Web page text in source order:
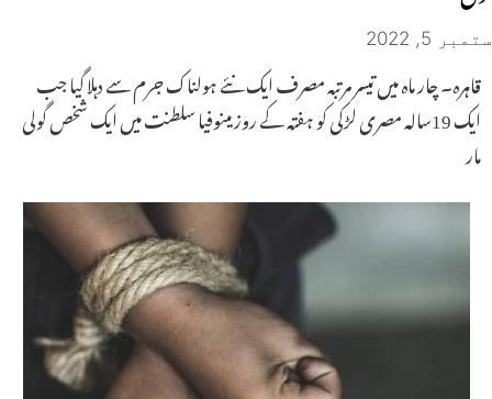
ستمبر 5, 2022
قاہرہ۔ چار ماہ میں تیسر مرتبہ مصرف ایک نئے ہولناک جرم سے دہلا گیا جب
ایک 19سالہ مصری لڑکی کو ہفتہ کے روز مینوفیا سلطنت میں ایک شخص گولی
مار